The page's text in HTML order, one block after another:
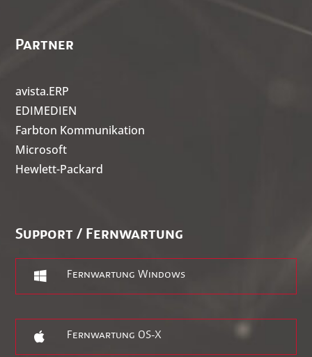
Partner
avista.ERP
EDIMEDIEN
Farbton Kommunikation
Microsoft
Hewlett-Packard
Support / Fernwartung
 Fernwartung Windows
 Fernwartung OS-X